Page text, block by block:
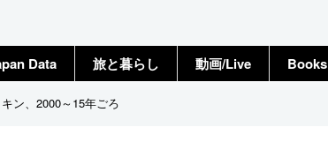
Data 旅と暮らし 動画/Live Books
ン、2000～15年ごろ